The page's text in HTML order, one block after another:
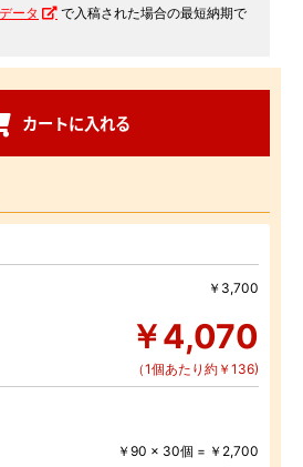
ータ
で入稿された場合の最短納期で
カートに入れる
￥3,700
￥4,070
（1個あたり約￥136)
￥90 x 30個 = ￥2,700